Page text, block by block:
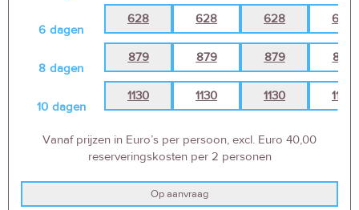
6 dagen
628 628 628 628
8 dagen
879 879 879 879
10 dagen
1130 1130 1130 1130
Vanaf prijzen in Euro’s per persoon, excl. Euro 40,00
reserveringskosten per 2 personen
Op aanvraag